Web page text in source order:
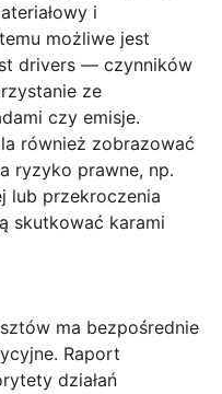
i
możliwe jest
drivers — czynników
ze
czy emisje.
również zobrazować
ryzyko prawne, np.
lub przekroczenia
skutkować karami
ma bezpośrednie
Raport
działań